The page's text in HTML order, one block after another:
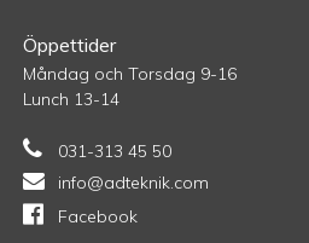
Öppettider
Måndag och Torsdag 9-16
Lunch 13-14
031-313 45 50
info@adteknik.com
Facebook